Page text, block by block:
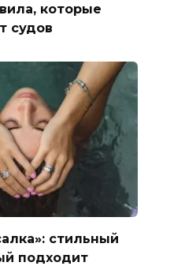
которые
судов
стильный
подходит